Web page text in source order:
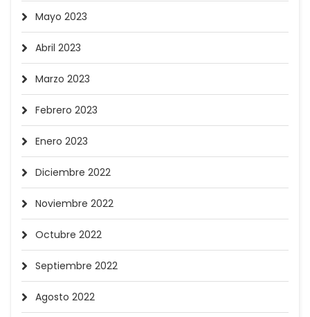
Mayo 2023
Abril 2023
Marzo 2023
Febrero 2023
Enero 2023
Diciembre 2022
Noviembre 2022
Octubre 2022
Septiembre 2022
Agosto 2022